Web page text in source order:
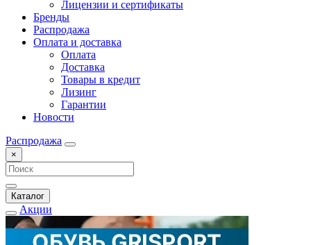
Лицензии и сертификаты
Бренды
Распродажа
Оплата и доставка
Оплата
Доставка
Товары в кредит
Лизинг
Гарантии
Новости
Распродажа
×
Каталог
Акции